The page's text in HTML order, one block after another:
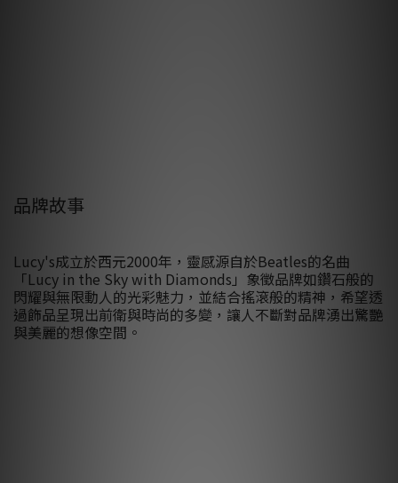
品牌故事
Lucy's成立於西元2000年，靈感源自於Beatles的名曲
「Lucy in the Sky with Diamonds」象徵品牌如鑽石般的
閃耀與無限動人的光彩魅力，並結合搖滾般的精神，希望透
過飾品呈現出前衛與時尚的多變，讓人不斷對品牌湧出驚艷
與美麗的想像空間。